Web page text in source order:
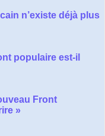
n’existe déjà plus
populaire est-il
Front
»